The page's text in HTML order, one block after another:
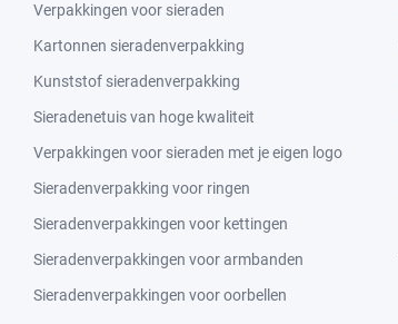
Verpakkingen voor sieraden
Kartonnen sieradenverpakking
Kunststof sieradenverpakking
Sieradenetuis van hoge kwaliteit
Verpakkingen voor sieraden met je eigen logo
Sieradenverpakking voor ringen
Sieradenverpakkingen voor kettingen
Sieradenverpakkingen voor armbanden
Sieradenverpakkingen voor oorbellen